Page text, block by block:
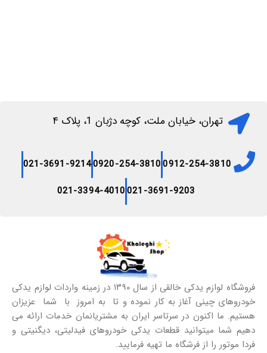
تهران، خیابان ملت، کوچه دژبان 1، پلاک ۴
0912-254-3810
0920-254-3810
021-3691-9214
021-3691-9203
021-3394-4010
فروشگاه لوازم یدکی خالقی از سال ۱۳۹۰ در زمینه واردات لوازم یدکی
خودروهای چینی آغاز به کار نموده و تا به امروز با شما عزیزان
هستیم. ما اکنون در سرتاسر ایران به مشتریانمان خدمات ارائه می
دهیم شما میتوانید قطعات یدکی خودروهای فیدلیتی، دیگنیتی و
فردا موتور را از فرشگاه ما تهیه فرمایید.